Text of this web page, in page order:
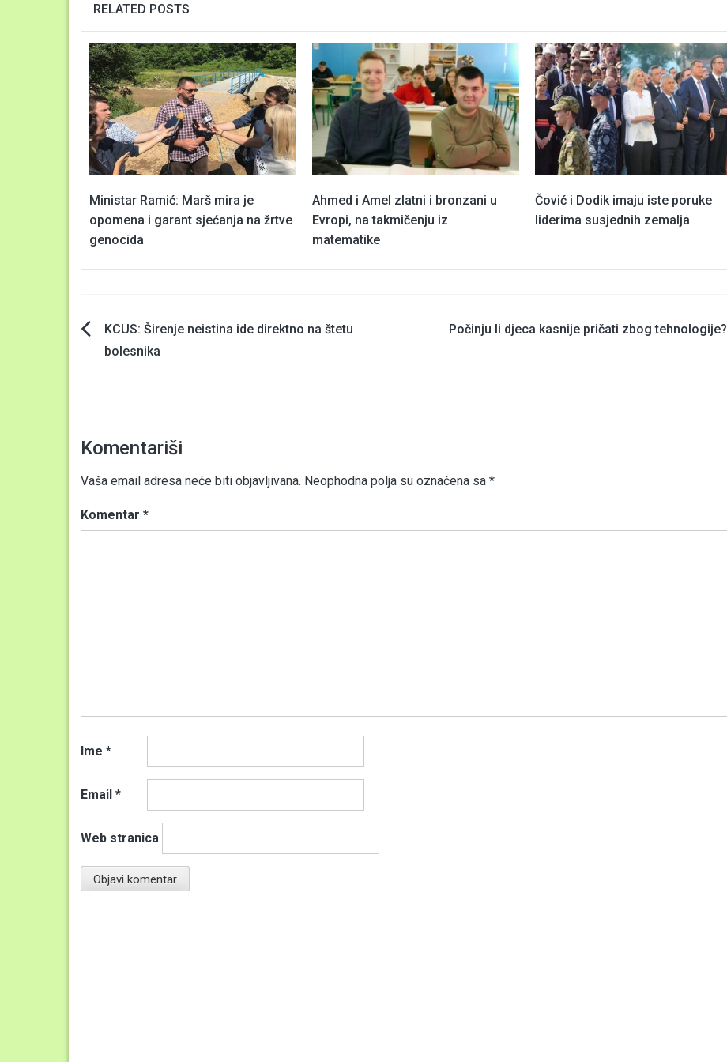
RELATED POSTS
Ministar Ramić: Marš mira je
opomena i garant sjećanja na žrtve
genocida
Ahmed i Amel zlatni i bronzani u
Evropi, na takmičenju iz
matematike
Čović i Dodik imaju iste poruke
liderima susjednih zemalja
Navigacija
KCUS: Širenje neistina ide direktno na štetu
bolesnika
Počinju li djeca kasnije pričati zbog tehnologije?
Komentariši
Vaša email adresa neće biti objavljivana. Neophodna polja su označena sa *
Komentar *
Ime *
Email *
Web stranica